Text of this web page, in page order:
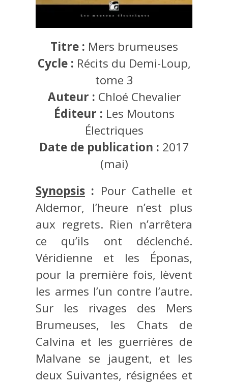
Titre : Mers brumeuses
Cycle : Récits du Demi-Loup,
tome 3
Auteur : Chloé Chevalier
Éditeur : Les Moutons
Électriques
Date de publication : 2017
(mai)
Synopsis : Pour Cathelle et
Aldemor, l’heure n’est plus
aux regrets. Rien n’arrêtera
ce qu’ils ont déclenché.
Véridienne et les Éponas,
pour la première fois, lèvent
les armes l’un contre l’autre.
Sur les rivages des Mers
Brumeuses, les Chats de
Calvina et les guerrières de
Malvane se jaugent, et les
deux Suivantes, résignées et